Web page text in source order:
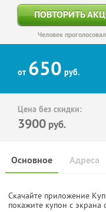
ПОВТОРИТЬ
Человек
от 650 руб.
Цена без скидки:
3900 руб.
Основное Адреса
Скачайте приложение
покажите купон с